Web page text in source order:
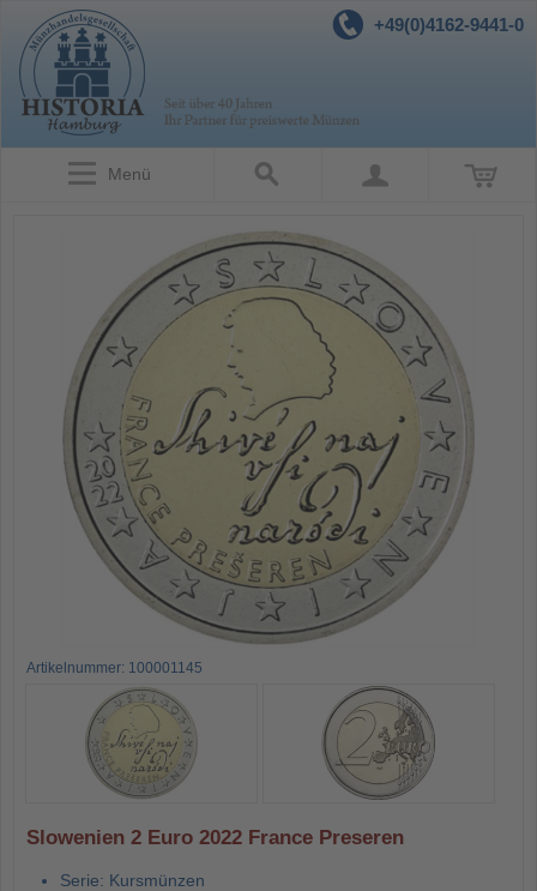
+49(0)4162-9441-0
Menü
Artikelnummer: 100001145
Slowenien 2 Euro 2022 France Preseren
Serie: Kursmünzen